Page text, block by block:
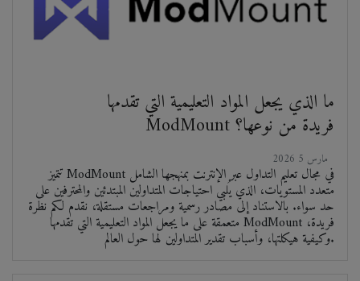
ما الذي يجعل المواد التعليمية التي تقدمها
ModMount فريدة من نوعها؟
تتميز ModMount في مجال تعليم التداول عبر الإنترنت بمنهجها الشامل
متعدد المستويات، الذي يُلبي احتياجات المتداولين المبتدئين والمحترفين على
حد سواء. بالاستناد إلى مصادر رسمية ومراجعات مستقلة، نقدم لكم نظرة
متعمقة على ما يجعل المواد التعليمية التي تقدمها ModMount فريدة،
وكيفية هيكلتها، وأسباب تقدير المتداولين لها حول العالم.